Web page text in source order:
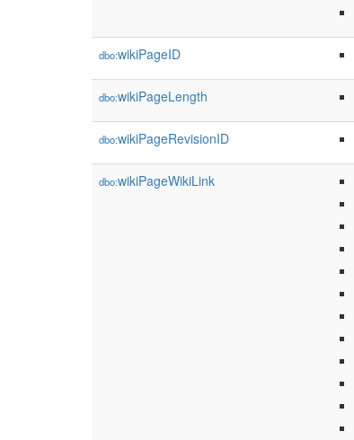
dbo:wikiPageID
dbo:wikiPageLength
dbo:wikiPageRevisionID
dbo:wikiPageWikiLink